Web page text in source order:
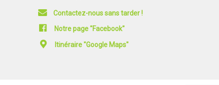
Contactez-nous sans tarder !
Notre page "Facebook"
Itinéraire "Google Maps"